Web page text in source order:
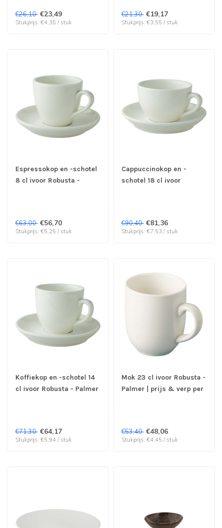
€26,10 €23,49
Stukprijs: €4,35 / stuk
€21,30 €19,17
Stukprijs: €3,55 / stuk
Espressokop en -schotel
8 cl ivoor Robusta -
€63,00 €56,70
Stukprijs: €5,25 / stuk
Cappuccinokop en -
schotel 18 cl ivoor
€90,40 €81,36
Stukprijs: €7,53 / stuk
Koffiekop en -schotel 14
cl ivoor Robusta - Palmer
€71,30 €64,17
Stukprijs: €5,94 / stuk
Mok 23 cl ivoor Robusta -
Palmer | prijs & verp per
€53,40 €48,06
Stukprijs: €4,45 / stuk